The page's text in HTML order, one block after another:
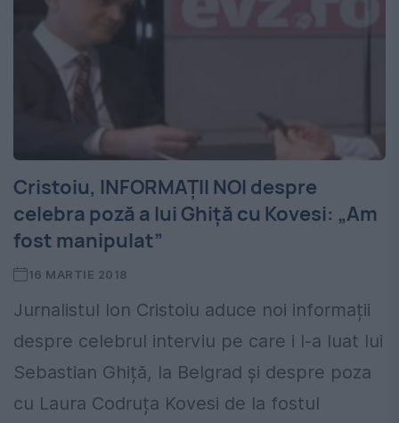
Cristoiu, INFORMAȚII NOI despre
celebra poză a lui Ghiţă cu Kovesi: „Am
fost manipulat”
16 MARTIE 2018
Jurnalistul Ion Cristoiu aduce noi informații
despre celebrul interviu pe care i l-a luat lui
Sebastian Ghiță, la Belgrad și despre poza
cu Laura Codruța Kovesi de la fostul